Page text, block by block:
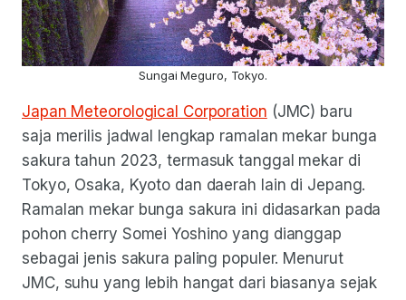
Sungai Meguro, Tokyo.
Japan Meteorological Corporation (JMC) baru
saja merilis jadwal lengkap ramalan mekar bunga
sakura tahun 2023, termasuk tanggal mekar di
Tokyo, Osaka, Kyoto dan daerah lain di Jepang.
Ramalan mekar bunga sakura ini didasarkan pada
pohon cherry Somei Yoshino yang dianggap
sebagai jenis sakura paling populer. Menurut
JMC, suhu yang lebih hangat dari biasanya sejak